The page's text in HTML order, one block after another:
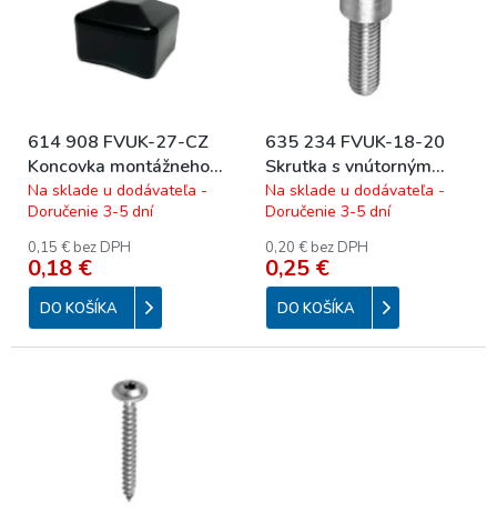
k
t
o
v
d
u
k
t
o
v
614 908 FVUK-27-CZ
Koncovka montážneho
profilu čierna
Na sklade u dodávateľa -
Doručenie 3-5 dní
0,15 € bez DPH
0,18 €
DO KOŠÍKA
635 234 FVUK-18-20
Skrutka s vnútorným
šesťhranom M8x20 mm
Na sklade u dodávateľa -
Doručenie 3-5 dní
0,20 € bez DPH
0,25 €
DO KOŠÍKA